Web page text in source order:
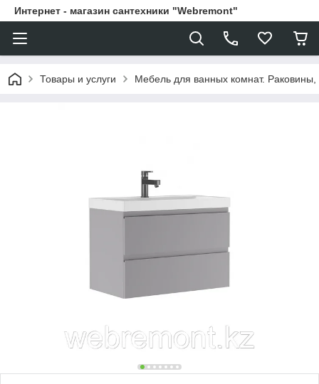
Интернет - магазин сантехники "Webremont"
Товары и услуги Мебель для ванных комнат.